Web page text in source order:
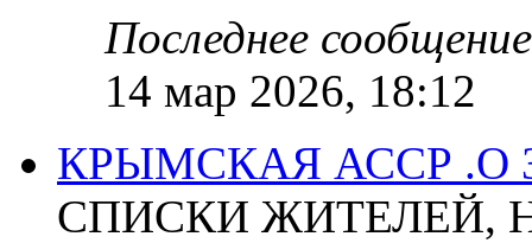
Последнее сообщение
14 мар 2026, 18:12
КРЫМСКАЯ АССР .О
СПИСКИ ЖИТЕЛЕЙ,